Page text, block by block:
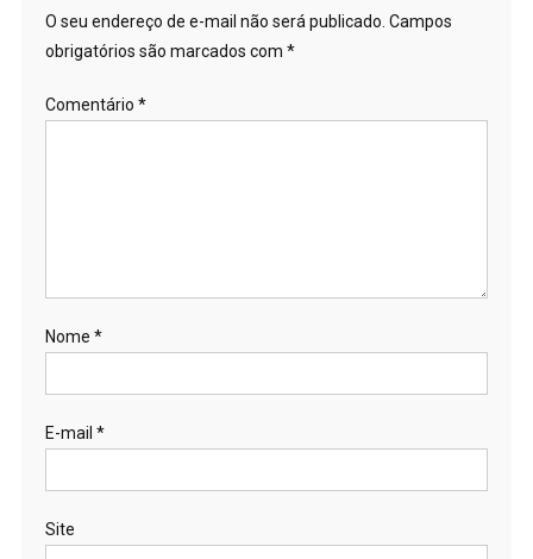
O seu endereço de e-mail não será publicado. Campos
obrigatórios são marcados com *
Comentário *
Nome *
E-mail *
Site